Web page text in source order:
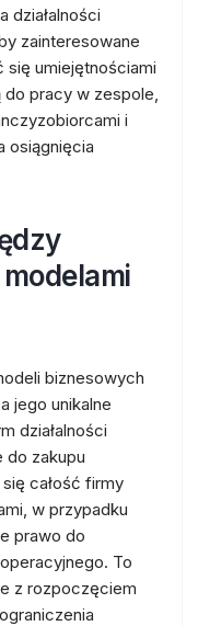
działalności
zainteresowane
umiejętnościami
do pracy w zespole,
i
osiągnięcia
biznesowych
jego unikalne
działalności
zakupu
całość firmy
w przypadku
prawo do
To
z rozpoczęciem